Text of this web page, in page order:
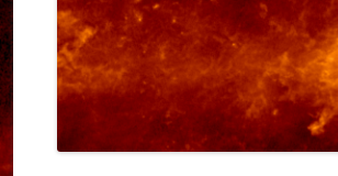
GALACTIC STRUCTURE
LATE STAGES OF STELLAR
EVOLUTION
NEARBY GALAXIES